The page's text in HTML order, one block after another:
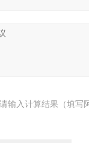
请输入计算结果（填写